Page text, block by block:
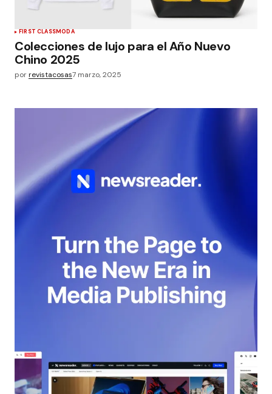
FIRST CLASSMODA
Colecciones de lujo para el Año Nuevo
Chino 2025
porrevistacosas7 marzo, 2025